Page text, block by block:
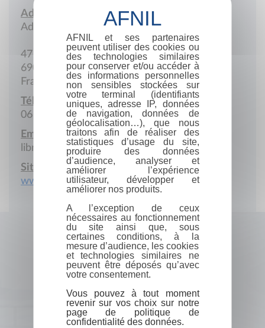
Adresse :
Adresse postale
47 Avenue Rockefeller
69003 Lyon
France
Téléphone portable :
06 87 26 20 10
Email :
libre.melodie@gmail.com
Site Internet :
www.sydneyelancry.fr
AFNIL et ses partenaires
peuvent utiliser des cookies ou
des technologies similaires
pour conserver et/ou accéder à
des informations personnelles
non sensibles stockées sur
votre terminal (identifiants
uniques, adresse IP, données
de navigation, données de
géolocalisation…), que nous
traitons afin de réaliser des
statistiques d’usage du site,
produire des données
d’audience, analyser et
améliorer l’expérience
utilisateur, développer et
améliorer nos produits.
A l’exception de ceux
nécessaires au fonctionnement
du site ainsi que, sous
certaines conditions, à la
mesure d’audience, les cookies
et technologies similaires ne
peuvent être déposés qu’avec
votre consentement.
Vous pouvez à tout moment
revenir sur vos choix sur notre
page de politique de
confidentialité des données.